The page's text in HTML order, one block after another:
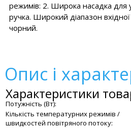
режимів: 2. Широка насадка для
ручка. Широкий діапазон вхідної
чорний.
Опис і
Характеристики
Потужність (Вт):
Кількість температурних режимів /
швидкостей повітряного потоку: